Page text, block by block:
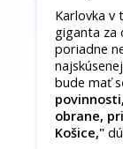
Karlovka v
giganta za
poriadne
bude mať
obrane,
Košice,"